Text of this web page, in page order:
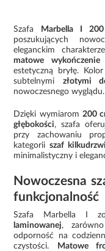
Szafa Marbella I 200
poszukujących
eleganckim
matowe wykończenie
estetyczną bryłę.
subtelnymi złotymi
nowoczesnego wyglądu.
Dzięki wymiarom200
głębokości, szafa
przy zachowaniu
kategorii szaf
minimalistyczny i
Nowoczesna
funkcjonalność
Szafa Marbella I
laminowanej,
odporność na
czystości.
Matowe